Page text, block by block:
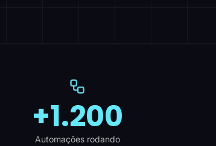
+1.200
Automações rodando